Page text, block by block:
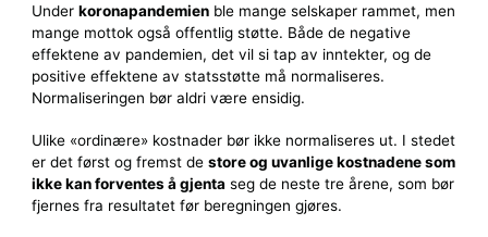
Under koronapandemienble mange selskaper rammet, men
mange mottok også offentlig støtte. Både de negative
effektene av pandemien, det vil si tap av inntekter, og de
positive effektene av statsstøtte må normaliseres.
Normaliseringen bør aldri være ensidig.
Ulike «ordinære» kostnader bør ikke normaliseres ut. I stedet
er det først og fremst de store og uvanlige kostnadene som
ikke kan forventes å gjenta seg de neste tre årene, som bør
fjernes fra resultatet før beregningen gjøres.